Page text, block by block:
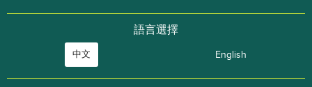
語言選擇
中文 English